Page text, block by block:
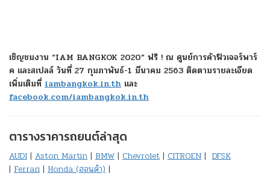
เชิญชมงาน “IAM BANGKOK 2020” ฟรี ! ณ ศูนย์การค้าฟิวเจอร์พาร์
ค และสเปลล์ วันที่ 27 กุมภาพันธ์-1 มีนาคม 2563 ติดตามรายละเอียด
เพิ่มเติมที่ iambangkok.in.th และ
facebook.com/iambangkok.in.th
ตารางราคารถยนต์ล่าสุด
AUDI | Aston Martin | BMW | Chevrolet | CITROEN | DFSK
| Ferrari | Honda (ฮอนด้า) |